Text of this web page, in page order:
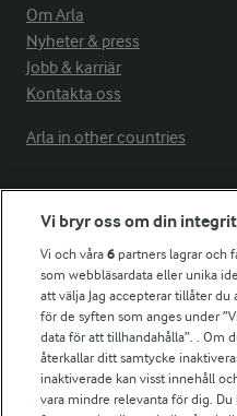
Om Arla
Nyheter & press
Jobb & karriär
Kontakta oss
Arla in other countries
Fler Arlasajter
För ägare
Arlas kundportal
Arla.com
Falbygdens Ost
Arla webbshop
Bildbank
Vi bryr oss om din
Vi och våra6 partners lagrar och
som webbläsardata eller unika
att välja Jag accepterar tillåter
för de syften som anges under
data för att tillhandahålla”. . Om
återkallar ditt samtycke
inaktiverade kan visst innehåll
vara mindre relevanta för dig.